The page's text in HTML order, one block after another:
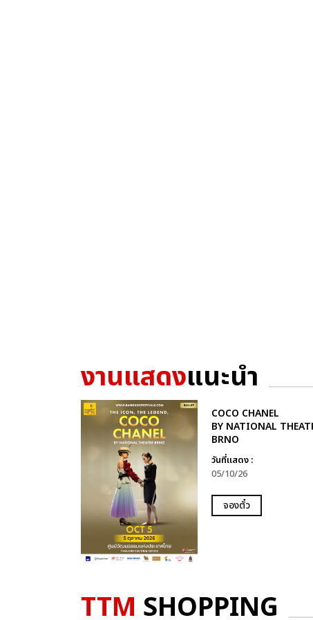
งานแสดงแนะนำ
COCO CHANEL
BY NATIONAL
BRNO
วันที่แสดง :
05/10/26
จองตั๋ว
TTM SHOPPING